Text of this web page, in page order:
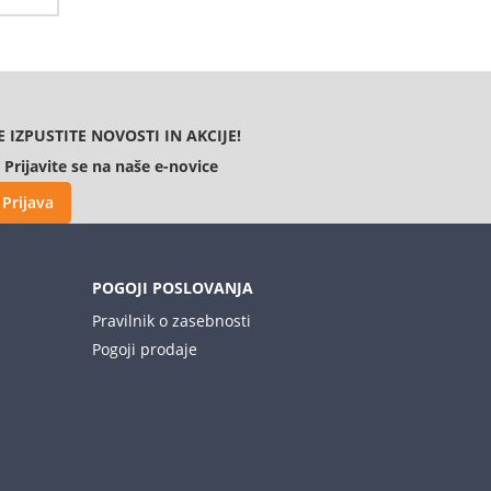
IZPUSTITE NOVOSTI IN AKCIJE!
Prijavite se na naše e-novice
Prijava
POGOJI POSLOVANJA
Pravilnik o zasebnosti
Pogoji prodaje